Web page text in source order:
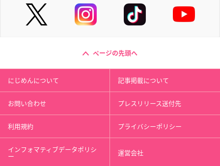
ページの先頭へ
にじめんについて 記事掲載について
お問い合わせ プレスリリース送付先
利用規約 プライバシーポリシー
インフォマティブデータポリシ
ー 運営会社